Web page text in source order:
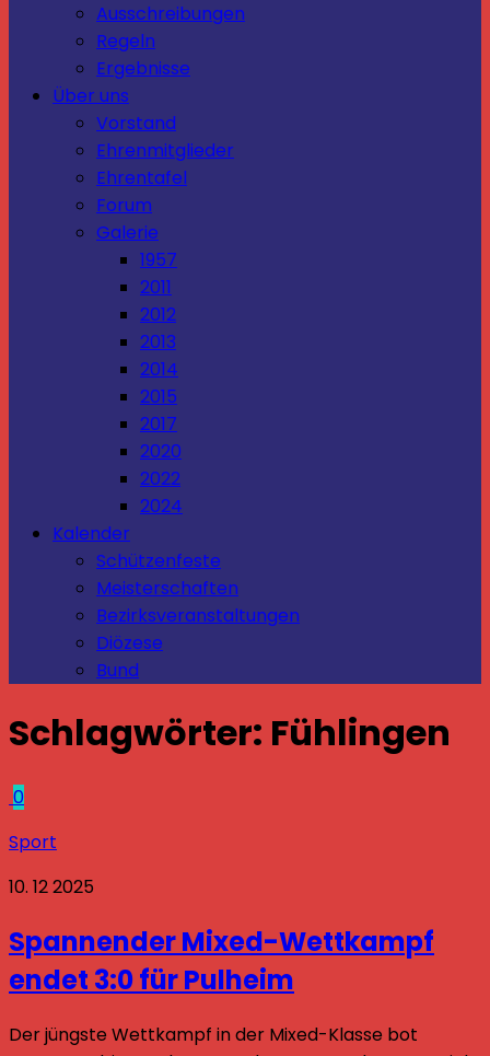
Ausschreibungen
Regeln
Ergebnisse
Über uns
Vorstand
Ehrenmitglieder
Ehrentafel
Forum
Galerie
1957
2011
2012
2013
2014
2015
2017
2020
2022
2024
Kalender
Schützenfeste
Meisterschaften
Bezirksveranstaltungen
Diözese
Bund
Schlagwörter: Fühlingen
0
Sport
10. 12 2025
Spannender Mixed-Wettkampf
endet 3:0 für Pulheim
Der jüngste Wettkampf in der Mixed-Klasse bot